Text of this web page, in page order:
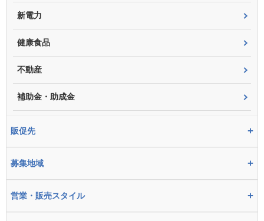
新電力
健康食品
不動産
補助金・助成金
販促先 +
募集地域 +
営業・販売スタイル +